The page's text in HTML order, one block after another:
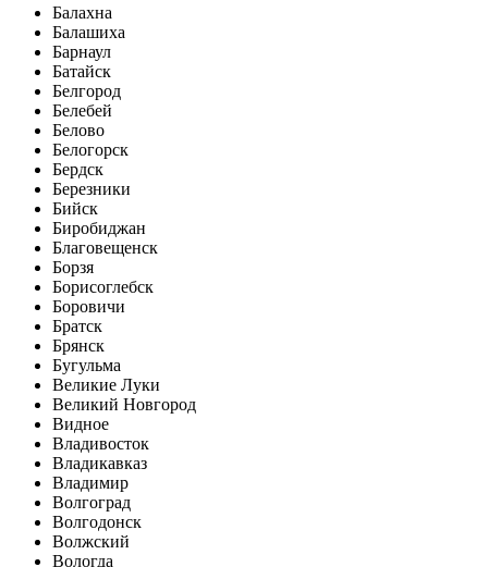
Балахна
Балашиха
Барнаул
Батайск
Белгород
Белебей
Белово
Белогорск
Бердск
Березники
Бийск
Биробиджан
Благовещенск
Борзя
Борисоглебск
Боровичи
Братск
Брянск
Бугульма
Великие Луки
Великий Новгород
Видное
Владивосток
Владикавказ
Владимир
Волгоград
Волгодонск
Волжский
Вологда